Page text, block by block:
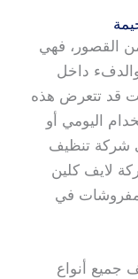
القصور، فهي
داخل
قد تتعرض هذه
اليومي أو
شركة تنظيف
لايف كلين
في
جميع أنواع